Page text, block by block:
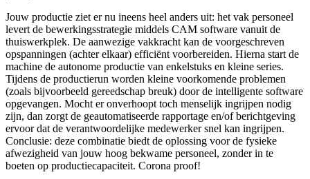
Jouw productie ziet er nu ineens heel anders uit: het vak personeel
levert de bewerkingsstrategie middels CAM software vanuit de
thuiswerkplek. De aanwezige vakkracht kan de voorgeschreven
opspanningen (achter elkaar) efficiënt voorbereiden. Hierna start de
machine de autonome productie van enkelstuks en kleine series.
Tijdens de productierun worden kleine voorkomende problemen
(zoals bijvoorbeeld gereedschap breuk) door de intelligente software
opgevangen. Mocht er onverhoopt toch menselijk ingrijpen nodig
zijn, dan zorgt de geautomatiseerde rapportage en/of berichtgeving
ervoor dat de verantwoordelijke medewerker snel kan ingrijpen.
Conclusie: deze combinatie biedt de oplossing voor de fysieke
afwezigheid van jouw hoog bekwame personeel, zonder in te
boeten op productiecapaciteit. Corona proof!